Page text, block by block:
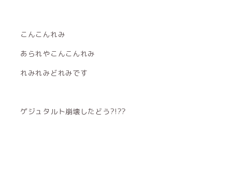
こんこんれみ
あられやこんこんれみ
れみれみどれみです
ゲジュタルト崩壊したどう?!??